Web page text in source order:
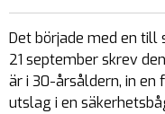
Det började med en till
21 september skrev
är i 30-årsåldern, in
utslag i en